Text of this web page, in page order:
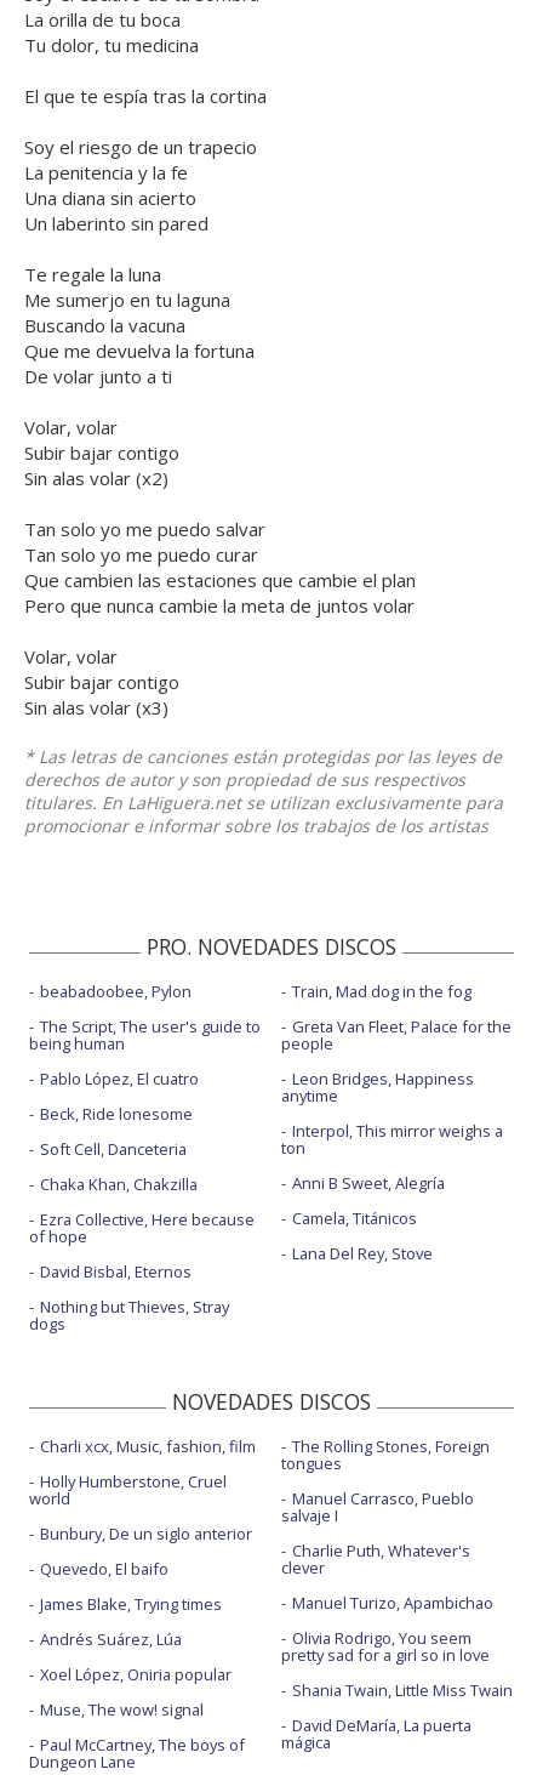
La orilla de tu boca
Tu dolor, tu medicina
El que te espía tras la cortina
Soy el riesgo de un trapecio
La penitencia y la fe
Una diana sin acierto
Un laberinto sin pared
Te regale la luna
Me sumerjo en tu laguna
Buscando la vacuna
Que me devuelva la fortuna
De volar junto a ti
Volar, volar
Subir bajar contigo
Sin alas volar (x2)
Tan solo yo me puedo salvar
Tan solo yo me puedo curar
Que cambien las estaciones que cambie el plan
Pero que nunca cambie la meta de juntos volar
Volar, volar
Subir bajar contigo
Sin alas volar (x3)
* Las letras de canciones están protegidas por las leyes de
derechos de autor y son propiedad de sus respectivos
titulares. En LaHiguera.net se utilizan exclusivamente para
promocionar e informar sobre los trabajos de los artistas
PRO. NOVEDADES DISCOS
beabadoobee, Pylon
The Script, The user's guide to
being human
Pablo López, El cuatro
Beck, Ride lonesome
Soft Cell, Danceteria
Chaka Khan, Chakzilla
Ezra Collective, Here because
of hope
David Bisbal, Eternos
Nothing but Thieves, Stray
dogs
Train, Mad dog in the fog
Greta Van Fleet, Palace for the
people
Leon Bridges, Happiness
anytime
Interpol, This mirror weighs a
ton
Anni B Sweet, Alegría
Camela, Titánicos
Lana Del Rey, Stove
NOVEDADES DISCOS
Charli xcx, Music, fashion, film
Holly Humberstone, Cruel
world
Bunbury, De un siglo anterior
Quevedo, El baifo
James Blake, Trying times
Andrés Suárez, Lúa
Xoel López, Oniria popular
Muse, The wow! signal
Paul McCartney, The boys of
Dungeon Lane
The Rolling Stones, Foreign
tongues
Manuel Carrasco, Pueblo
salvaje I
Charlie Puth, Whatever's
clever
Manuel Turizo, Apambichao
Olivia Rodrigo, You seem
pretty sad for a girl so in love
Shania Twain, Little Miss Twain
David DeMaría, La puerta
mágica